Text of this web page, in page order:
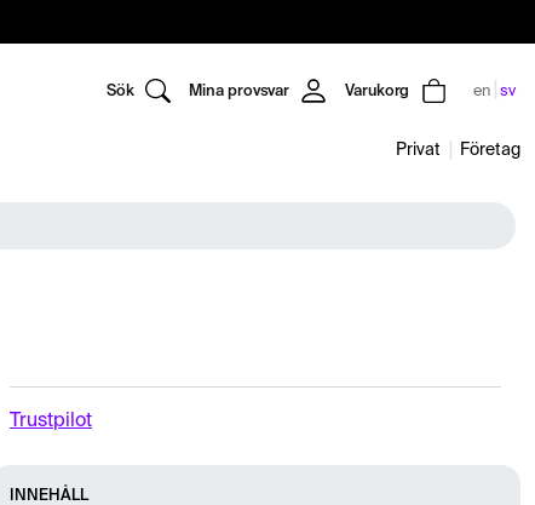
Sök Mina provsvar Varukorg en sv
Privat Företag
Trustpilot
INNEHÅLL